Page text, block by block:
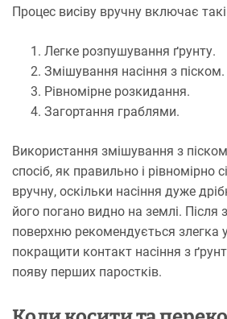
Процес висіву вручну включає
Легке розпушування ґрунту.
Змішування насіння з піском.
Рівномірне розкидання.
Загортання граблями.
Використання змішування з
спосіб, як правильно і рівномірно
вручну, оскільки насіння дуже
його погано видно на землі. Після
поверхню рекомендується злегка
покращити контакт насіння з
появу перших паростків.